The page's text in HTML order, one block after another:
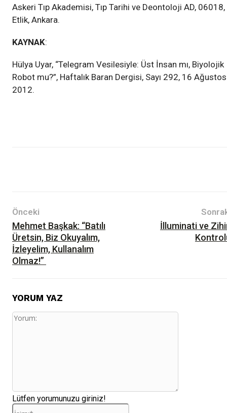
Askeri Tıp Akademisi, Tıp Tarihi ve Deontoloji AD, 06018,
Etlik, Ankara.
KAYNAK:
Hülya Uyar, “Telegram Vesilesiyle: Üst İnsan mı, Biyolojik
Robot mu?”, Haftalık Baran Dergisi, Sayı 292, 16 Ağustos
2012.
Önceki
Mehmet Başkak: “Batılı
Üretsin, Biz Okuyalım,
İzleyelim, Kullanalım
Olmaz!”
İlluminati ve
YORUM YAZ
Yorum:
Lütfen yorumunuzu giriniz!
İsim:*